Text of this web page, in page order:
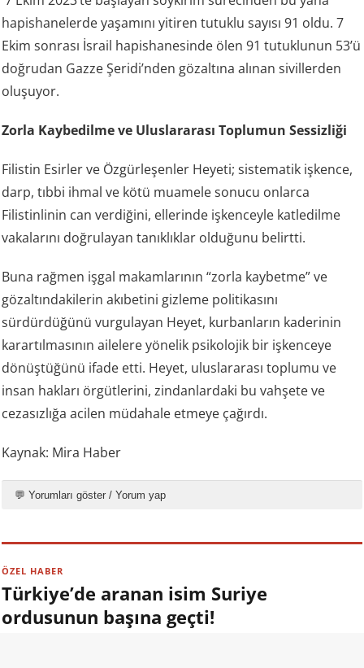
hapishanelerde yaşamını yitiren tutuklu sayısı 91 oldu. 7
Ekim sonrası İsrail hapishanesinde ölen 91 tutuklunun 53’ü
doğrudan Gazze Şeridi’nden gözaltına alınan sivillerden
oluşuyor.
Zorla Kaybedilme ve Uluslararası Toplumun Sessizliği
Filistin Esirler ve Özgürleşenler Heyeti; sistematik işkence,
darp, tıbbi ihmal ve kötü muamele sonucu onlarca
Filistinlinin can verdiğini, ellerinde işkenceyle katledilme
vakalarını doğrulayan tanıklıklar olduğunu belirtti.
Buna rağmen işgal makamlarının “zorla kaybetme” ve
gözaltındakilerin akıbetini gizleme politikasını
sürdürdüğünü vurgulayan Heyet, kurbanların kaderinin
karartılmasının ailelere yönelik psikolojik bir işkenceye
dönüştüğünü ifade etti. Heyet, uluslararası toplumu ve
insan hakları örgütlerini, zindanlardaki bu vahşete ve
cezasızlığa acilen müdahale etmeye çağırdı.
Kaynak: Mira Haber
💬 Yorumları göster / Yorum yap
ÖZEL HABER
Türkiye’de aranan isim Suriye
ordusunun başına geçti!